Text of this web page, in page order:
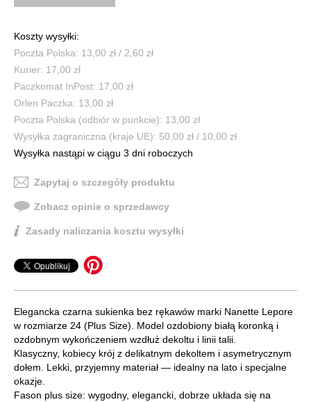
Koszty wysyłki:
Poczta Polska: 13,00 zł / 2,60 zł
Kurier: 17,00 zł
Paczkomat InPost: 17,00 zł
Orlen Paczka: 13,00 zł
Poczta Polska (odbiór w punkcie): 13,00 zł
Wysyłka zagraniczna (kraje UE): 50,00 zł / 10,00 zł
Wysyłka nastąpi w ciągu 3 dni roboczych
Zapytaj o szczegóły produktu
Zobacz opinie o sprzedawcy
Zasady naliczania kosztu wysyłki
Elegancka czarna sukienka bez rękawów marki Nanette Lepore
w rozmiarze 24 (Plus Size). Model ozdobiony białą koronką i
ozdobnym wykończeniem wzdłuż dekoltu i linii talii.
Klasyczny, kobiecy krój z delikatnym dekoltem i asymetrycznym
dołem. Lekki, przyjemny materiał — idealny na lato i specjalne
okazje.
Fason plus size: wygodny, elegancki, dobrze układa się na